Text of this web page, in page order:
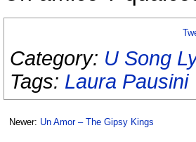
Category: U Song
Tags: Laura Pausini
Newer: Un Amor – The Gipsy Kings